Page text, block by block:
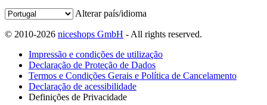
Alterar país/idioma
© 2010-2026 niceshops GmbH - All rights reserved.
Impressão e condições de utilização
Declaração de Proteção de Dados
Termos e Condições Gerais e Política de Cancelamento
Declaração de acessibilidade
Definições de Privacidade